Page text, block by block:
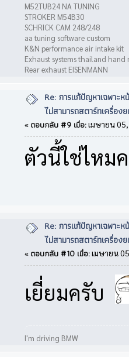
M52TUB24 NA TUNING
STROKER M54B30
SCHRICK CAM 248/248
aa tuning software custom
K&N performance air intake kit
Exhaust systems thailand hand
Rear exhaust EISENMANN
Re: การแก้ปัญหาเฉพาะ
ไม่สามารถสตาร์ทเครื่อง
« ตอบกลับ #9 เมื่อ:เมษายน
ตัวนี้ใช่ไหม
Re: การแก้ปัญหาเฉพาะ
ไม่สามารถสตาร์ทเครื่อง
« ตอบกลับ #10 เมื่อ:เมษายน
เยี่ยมครับ
I'm driving BMW